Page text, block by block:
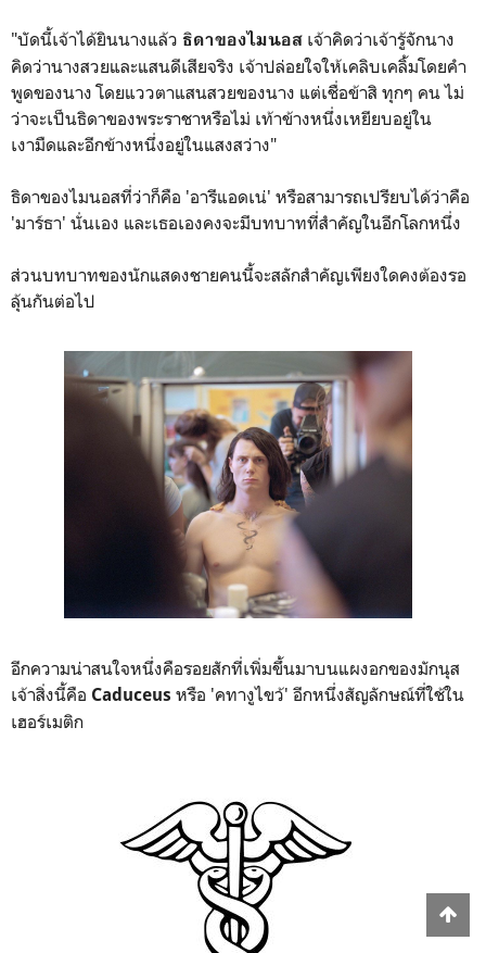
"บัดนี้เจ้าได้ยินนางแล้ว ธิดาของไมนอส เจ้าคิดว่าเจ้ารู้จักนาง
คิดว่านางสวยและแสนดีเสียจริง เจ้าปล่อยใจให้เคลิบเคลิ้มโดยคำ
พูดของนาง โดยแววตาแสนสวยของนาง แต่เชื่อข้าสิ ทุกๆ คน ไม่
ว่าจะเป็นธิดาของพระราชาหรือไม่ เท้าข้างหนึ่งเหยียบอยู่ใน
เงามืดและอีกข้างหนึ่งอยู่ในแสงสว่าง"
ธิดาของไมนอสที่ว่าก็คือ 'อารีแอดเน่' หรือสามารถเปรียบได้ว่าคือ
'มาร์ธา' นั่นเอง และเธอเองคงจะมีบทบาทที่สำคัญในอีกโลกหนึ่ง
ส่วนบทบาทของนักแสดงชายคนนี้จะสลักสำคัญเพียงใดคงต้องรอ
ลุ้นกันต่อไป
อีกความน่าสนใจหนึ่งคือรอยสักที่เพิ่มขึ้นมาบนแผงอกของมักนุส
เจ้าสิ่งนี้คือ Caduceus หรือ 'คทางูไขว้' อีกหนึ่งสัญลักษณ์ที่ใช้ใน
เฮอร์เมติก